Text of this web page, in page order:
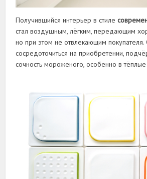
Получившийся интерьер в стиле
стал воздушным, лёгким, передающим
но при этом не отвлекающим покупателя.
сосредоточиться на приобретении,
сочность мороженого, особенно в